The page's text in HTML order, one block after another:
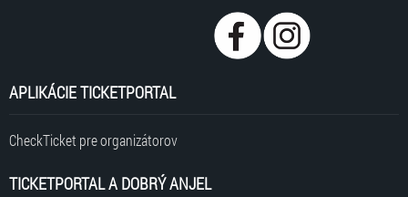
APLIKÁCIE TICKETPORTAL
CheckTicket pre organizátorov
TICKETPORTAL A DOBRÝ ANJEL